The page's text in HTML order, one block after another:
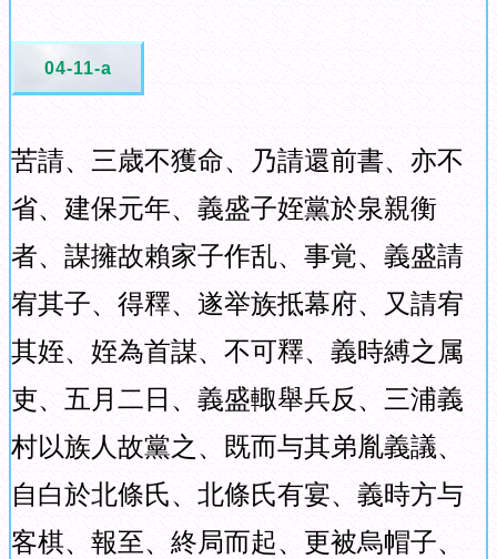
04-11-a
苦請、三歳不獲命、乃請還前書、亦不
省、建保元年、義盛子姪黨於泉親衡
者、謀擁故賴家子作乱、事覚、義盛請
宥其子、得釋、遂举族抵幕府、又請宥
其姪、姪為首謀、不可釋、義時縛之属
吏、五月二日、義盛輙舉兵反、三浦義
村以族人故黨之、既而与其弟胤義議、
自白於北條氏、北條氏有宴、義時方与
客棋、報至、終局而起、更被烏帽子、